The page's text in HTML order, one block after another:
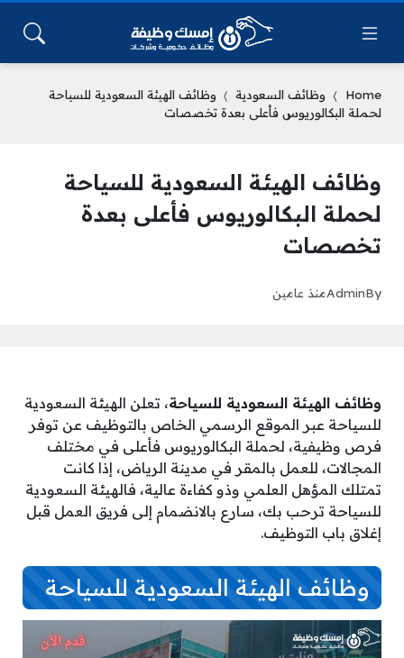
Home وظائف السعودية
وظائف الهيئة السعودية للسياحة
لحملة البكالوريوس فأعلى بعدة تخصصات
وظائف الهيئة السعودية للسياحة
لحملة البكالوريوس فأعلى بعدة
تخصصات
By
Adminمنذ عامين
وظائف الهيئة السعودية للسياحة، تعلن الهيئة السعودية
للسياحة عبر الموقع الرسمي الخاص بالتوظيف عن توفر
فرص وظيفية، لحملة البكالوريوس فأعلى في مختلف
المجالات، للعمل بالمقر في مدينة الرياض، إذا كانت
تمتلك المؤهل العلمي وذو كفاءة عالية، فالهيئة السعودية
للسياحة ترحب بك، سارع بالانضمام إلى فريق العمل قبل
إغلاق باب التوظيف.
وظائف الهيئة السعودية للسياحة